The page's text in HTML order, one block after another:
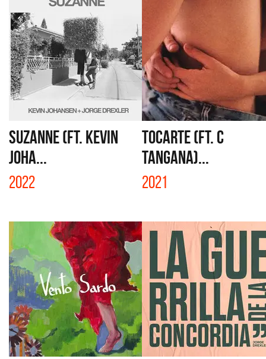
SUZANNE (FT. KEVIN
JOHA...
2022
TOCARTE (FT. C
TANGANA)...
2021